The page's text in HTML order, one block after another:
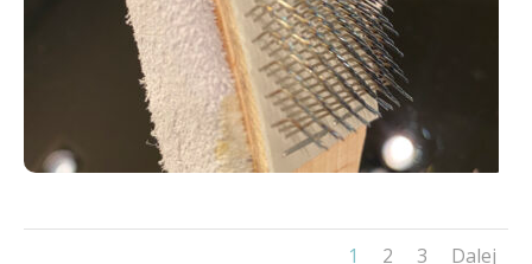
1 2 3 Dalej